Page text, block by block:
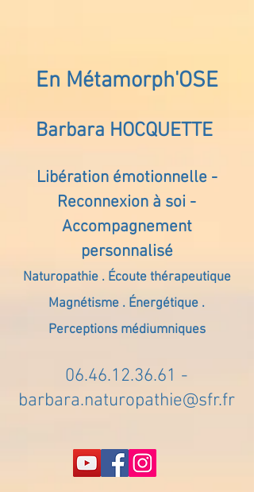
En Métamorph'OSE
Barbara HOCQUETTE
Libération émotionnelle -
Reconnexion à soi -
Accompagnement
personnalisé
Naturopathie . Écoute thérapeutique
Magnétisme . Énergétique .
Perceptions médiumniques
06.46.12.36.61 -
barbara.naturopathie@sfr.fr